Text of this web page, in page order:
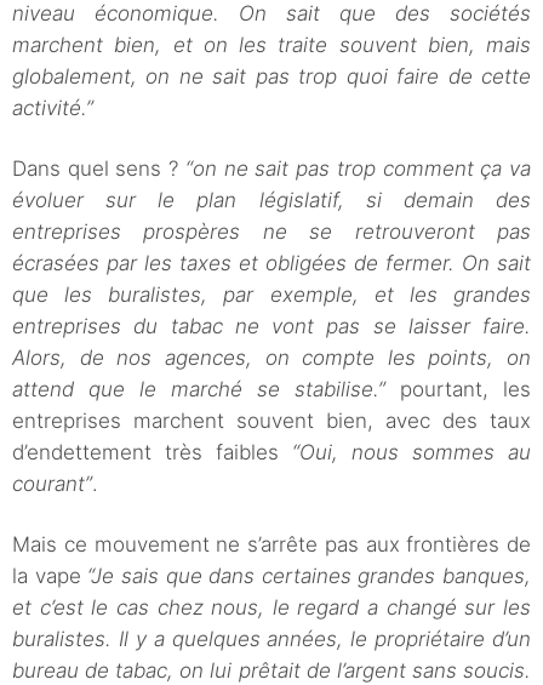
niveau économique. On sait que des sociétés
marchent bien, et on les traite souvent bien, mais
globalement, on ne sait pas trop quoi faire de cette
activité.”
Dans quel sens ? “on ne sait pas trop comment ça va
évoluer sur le plan législatif, si demain des
entreprises prospères ne se retrouveront pas
écrasées par les taxes et obligées de fermer. On sait
que les buralistes, par exemple, et les grandes
entreprises du tabac ne vont pas se laisser faire.
Alors, de nos agences, on compte les points, on
attend que le marché se stabilise.”pourtant, les
entreprises marchent souvent bien, avec des taux
d’endettement très faibles “Oui, nous sommes au
courant”.
Mais ce mouvement ne s’arrête pas aux frontières de
la vape “Je sais que dans certaines grandes banques,
et c’est le cas chez nous, le regard a changé sur les
buralistes. Il y a quelques années, le propriétaire d’un
bureau de tabac, on lui prêtait de l’argent sans soucis.